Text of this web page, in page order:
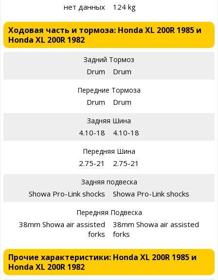
нет данных 124 kg
Ходовая часть и тормоза: Honda XL 200R 1985 и
Honda XL 200R 1982
Задний Тормоз
Drum Drum
Передние Тормоза
Drum Drum
Задняя Шина
4.10-18 4.10-18
Передняя Шина
2.75-21 2.75-21
Задняя подвеска
Showa Pro-Link shocks Showa Pro-Link shocks
Передняя Подвеска
38mm Showa air assisted
forks
38mm Showa air assisted
forks
Прочие характеристики: Honda XL 200R 1985 и
Honda XL 200R 1982